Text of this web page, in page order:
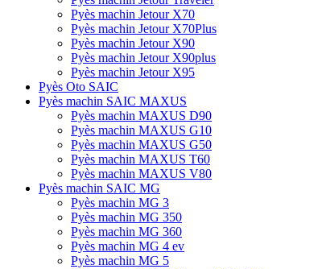
Pyès machin Jetour X70
Pyès machin Jetour X70Plus
Pyès machin Jetour X90
Pyès machin Jetour X90plus
Pyès machin Jetour X95
Pyès Oto SAIC
Pyès machin SAIC MAXUS
Pyès machin MAXUS D90
Pyès machin MAXUS G10
Pyès machin MAXUS G50
Pyès machin MAXUS T60
Pyès machin MAXUS V80
Pyès machin SAIC MG
Pyès machin MG 3
Pyès machin MG 350
Pyès machin MG 360
Pyès machin MG 4 ev
Pyès machin MG 5